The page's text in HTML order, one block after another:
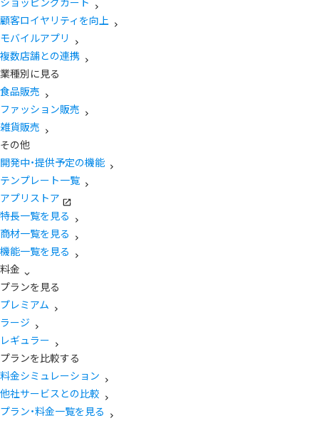
ショッピングカート
顧客ロイヤリティを向上
モバイルアプリ
複数店舗との連携
業種別に見る
食品販売
ファッション販売
雑貨販売
その他
開発中・提供予定の機能
テンプレート一覧
アプリストア
特長一覧を見る
商材一覧を見る
機能一覧を見る
料金
プランを見る
プレミアム
ラージ
レギュラー
プランを比較する
料金シミュレーション
他社サービスとの比較
プラン・料金一覧を見る